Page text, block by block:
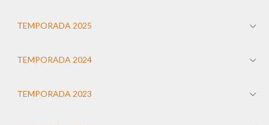
TEMPORADA 2025
TEMPORADA 2024
TEMPORADA 2023